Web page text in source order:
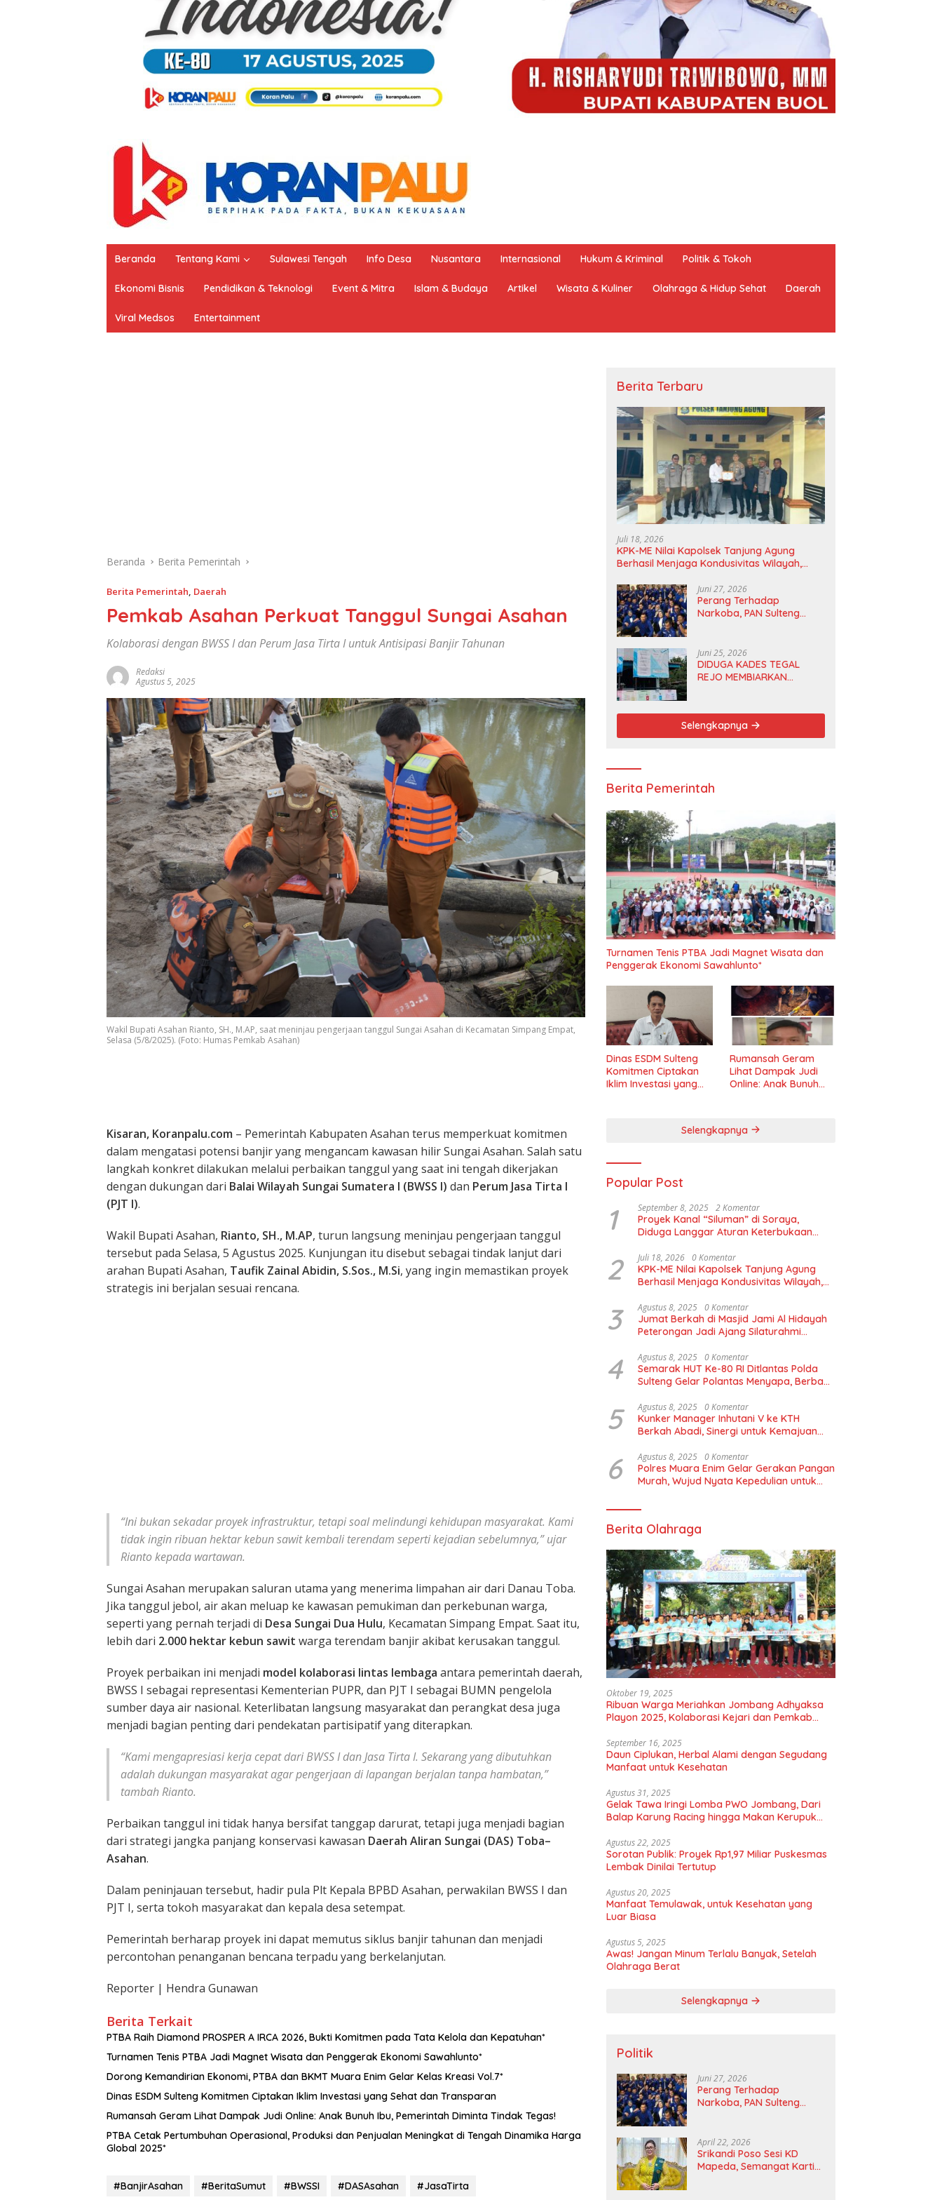
Beranda Tentang Kami Sulawesi Tengah Info Desa Nusantara Internasional Hukum & Kriminal Politik & Tokoh
Ekonomi Bisnis Pendidikan & Teknologi Event & Mitra Islam & Budaya Artikel Wisata & Kuliner Olahraga & Hidup Sehat Daerah
Viral Medsos Entertainment
Beranda Berita Pemerintah
Berita Pemerintah, Daerah
Pemkab Asahan Perkuat Tanggul Sungai Asahan
Kolaborasi dengan BWSS I dan Perum Jasa Tirta I untuk Antisipasi Banjir Tahunan
Redaksi
Agustus 5, 2025
Wakil Bupati Asahan Rianto, SH., M.AP, saat meninjau pengerjaan tanggul Sungai Asahan di Kecamatan Simpang Empat,
Selasa (5/8/2025). (Foto: Humas Pemkab Asahan)
Kisaran, Koranpalu.com – Pemerintah Kabupaten Asahan terus memperkuat komitmen
dalam mengatasi potensi banjir yang mengancam kawasan hilir Sungai Asahan. Salah satu
langkah konkret dilakukan melalui perbaikan tanggul yang saat ini tengah dikerjakan
dengan dukungan dari Balai Wilayah Sungai Sumatera I (BWSS I) dan Perum Jasa Tirta I
(PJT I).
Wakil Bupati Asahan, Rianto, SH., M.AP, turun langsung meninjau pengerjaan tanggul
tersebut pada Selasa, 5 Agustus 2025. Kunjungan itu disebut sebagai tindak lanjut dari
arahan Bupati Asahan, Taufik Zainal Abidin, S.Sos., M.Si, yang ingin memastikan proyek
strategis ini berjalan sesuai rencana.
“Ini bukan sekadar proyek infrastruktur, tetapi soal melindungi kehidupan masyarakat. Kami
tidak ingin ribuan hektar kebun sawit kembali terendam seperti kejadian sebelumnya,” ujar
Rianto kepada wartawan.
Sungai Asahan merupakan saluran utama yang menerima limpahan air dari Danau Toba.
Jika tanggul jebol, air akan meluap ke kawasan pemukiman dan perkebunan warga,
seperti yang pernah terjadi di Desa Sungai Dua Hulu, Kecamatan Simpang Empat. Saat itu,
lebih dari 2.000 hektar kebun sawit warga terendam banjir akibat kerusakan tanggul.
Proyek perbaikan ini menjadi model kolaborasi lintas lembaga antara pemerintah daerah,
BWSS I sebagai representasi Kementerian PUPR, dan PJT I sebagai BUMN pengelola
sumber daya air nasional. Keterlibatan langsung masyarakat dan perangkat desa juga
menjadi bagian penting dari pendekatan partisipatif yang diterapkan.
“Kami mengapresiasi kerja cepat dari BWSS I dan Jasa Tirta I. Sekarang yang dibutuhkan
adalah dukungan masyarakat agar pengerjaan di lapangan berjalan tanpa hambatan,”
tambah Rianto.
Perbaikan tanggul ini tidak hanya bersifat tanggap darurat, tetapi juga menjadi bagian
dari strategi jangka panjang konservasi kawasan Daerah Aliran Sungai (DAS) Toba–
Asahan.
Dalam peninjauan tersebut, hadir pula Plt Kepala BPBD Asahan, perwakilan BWSS I dan
PJT I, serta tokoh masyarakat dan kepala desa setempat.
Pemerintah berharap proyek ini dapat memutus siklus banjir tahunan dan menjadi
percontohan penanganan bencana terpadu yang berkelanjutan.
Reporter | Hendra Gunawan
Berita Terkait
PTBA Raih Diamond PROSPER A IRCA 2026, Bukti Komitmen pada Tata Kelola dan Kepatuhan*
Turnamen Tenis PTBA Jadi Magnet Wisata dan Penggerak Ekonomi Sawahlunto*
Dorong Kemandirian Ekonomi, PTBA dan BKMT Muara Enim Gelar Kelas Kreasi Vol.7*
Dinas ESDM Sulteng Komitmen Ciptakan Iklim Investasi yang Sehat dan Transparan
Rumansah Geram Lihat Dampak Judi Online: Anak Bunuh Ibu, Pemerintah Diminta Tindak Tegas!
PTBA Cetak Pertumbuhan Operasional, Produksi dan Penjualan Meningkat di Tengah Dinamika Harga
Global 2025*
#BanjirAsahan #BeritaSumut #BWSSI #DASAsahan #JasaTirta
Berita Terbaru
Juli 18, 2026
KPK-ME Nilai Kapolsek Tanjung Agung
Berhasil Menjaga Kondusivitas Wilayah,
Langsung
Juni 27, 2026
Perang Terhadap
Narkoba, PAN Sulteng
DPD
Juni 25, 2026
DIDUGA KADES TEGAL
REJO MEMBIARKAN
Selengkapnya
Berita Pemerintah
Turnamen Tenis PTBA Jadi Magnet Wisata dan
Penggerak Ekonomi Sawahlunto*
Dinas ESDM Sulteng
Komitmen Ciptakan
Iklim Investasi yang
Rumansah Geram
Lihat Dampak Judi
Online: Anak Bunuh
Selengkapnya
Popular Post
1 September 8, 2025 2 Komentar
Proyek Kanal “Siluman” di Soraya,
Diduga Langgar Aturan Keterbukaan
2 Juli 18, 2026 0 Komentar
KPK-ME Nilai Kapolsek Tanjung Agung
Berhasil Menjaga Kondusivitas Wilayah,
Langsung
3 Agustus 8, 2025 0 Komentar
Jumat Berkah di Masjid Jami Al Hidayah
Peterongan Jadi Ajang Silaturahmi
4 Agustus 8, 2025 0 Komentar
Semarak HUT Ke-80 RI Ditlantas Polda
Sulteng Gelar Polantas Menyapa, Berbagi
5 Agustus 8, 2025 0 Komentar
Kunker Manager Inhutani V ke KTH
Berkah Abadi, Sinergi untuk Kemajuan
6 Agustus 8, 2025 0 Komentar
Polres Muara Enim Gelar Gerakan Pangan
Murah, Wujud Nyata Kepedulian untuk
Berita Olahraga
Oktober 19, 2025
Ribuan Warga Meriahkan Jombang Adhyaksa
Playon 2025, Kolaborasi Kejari dan Pemkab
September 16, 2025
Daun Ciplukan, Herbal Alami dengan Segudang
Manfaat untuk Kesehatan
Agustus 31, 2025
Gelak Tawa Iringi Lomba PWO Jombang, Dari
Balap Karung Racing hingga Makan Kerupuk
Agustus 22, 2025
Sorotan Publik: Proyek Rp1,97 Miliar Puskesmas
Lembak Dinilai Tertutup
Agustus 20, 2025
Manfaat Temulawak, untuk Kesehatan yang
Luar Biasa
Agustus 5, 2025
Awas! Jangan Minum Terlalu Banyak, Setelah
Olahraga Berat
Selengkapnya
Politik
Juni 27, 2026
Perang Terhadap
Narkoba, PAN Sulteng
DPD
April 22, 2026
Srikandi Poso Sesi KD
Mapeda, Semangat Kartini